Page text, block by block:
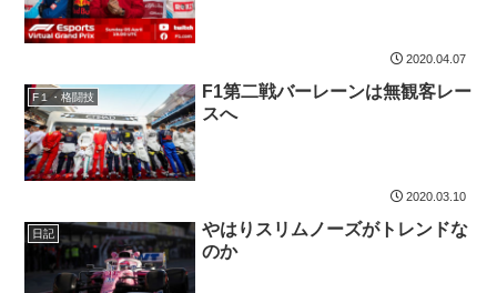
2020.04.07
F１・格闘技
F1第二戦バーレーンは無観客レー
スへ
2020.03.10
日記
やはりスリムノーズがトレンドな
のか